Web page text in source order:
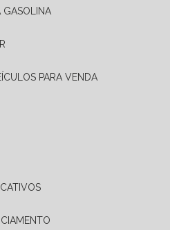
GASOLINA
PARA VENDA